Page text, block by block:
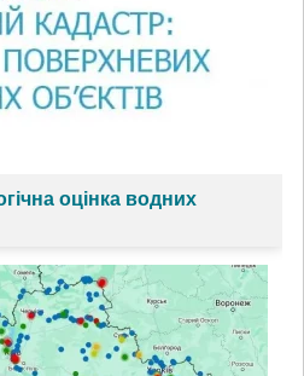
оцінка водних